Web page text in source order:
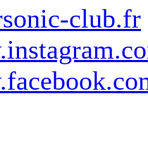
club.fr